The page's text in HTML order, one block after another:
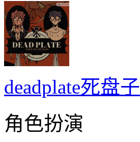
deadplate死盘子
角色扮演